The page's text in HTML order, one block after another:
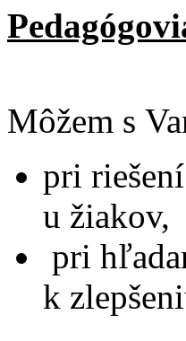
Môžem s
pri
u žiakov,
pri
k